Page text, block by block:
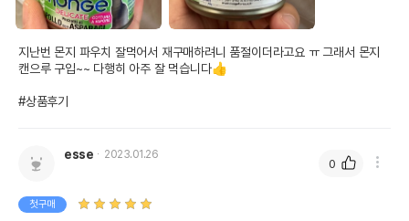
경우 그에 대한 사항
제조자,수입품의 경우
전화번호
유통기한
지난번 몬지 파우치 잘먹어서 재구매하려니 품절이더라고요 ㅠ 그래서 몬지
캔으루 구입~~ 다행히 아주 잘 먹습니다👍
#상품후기
esse 2023.01.26
첫구매
0